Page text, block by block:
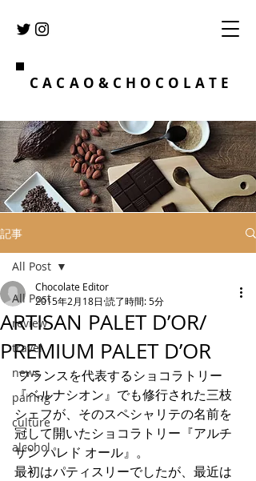
CACAO&CHOCOLATE
記事
All Post
review
travel
news
pairing
culture
alcohol
All Post
ARTISAN PALET D’OR/
PREMIUM PALET D’OR
Chocolate Editor
2015年2月18日 読了時間: 5分
フランスを代表するショコラトリー
『ベルナシオン』でも修行された三枝
シェフが、そのスペシャリテの名前を
冠して開いたショコラトリー『アルチ
ザン パレド オール』。
最初はパティスリーでしたが、最近は